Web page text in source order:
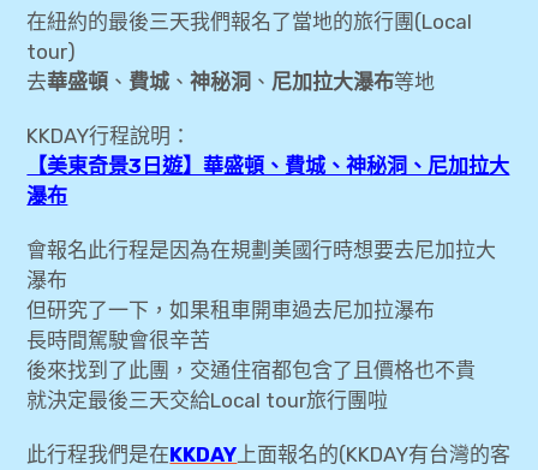
分享(包含Local tour)
[飛行紀錄] 長榮航空 台北✈紐約(甘迺迪)
[飛行紀錄] 長榮航空 紐約(甘迺迪)✈台北 菁
英艙(豪華經濟艙) + 法航貴賓室
備資料
[美東3日遊] 華盛頓、費城、神秘洞、尼加
拉大瀑布 (第一天)
[美東3日遊] 華盛頓、費城、神秘洞、尼加
在紐約的最後三天我們報名了當地的旅行團(Local
tour)
去華盛頓 、 費城 、神秘洞 、 尼加拉大瀑布等地
KKDAY行程說明：
【美東奇景3日遊】華盛頓、費城、神秘洞、尼加拉大
瀑布
會報名此行程是因為在規劃美國行時想要去尼加拉大
瀑布
但研究了一下，如果租車開車過去尼加拉瀑布
長時間駕駛會很辛苦
後來找到了此團，交通住宿都包含了且價格也不貴
就決定最後三天交給Local tour旅行團啦
此行程我們是在KKDAY上面報名的(KKDAY有台灣的客